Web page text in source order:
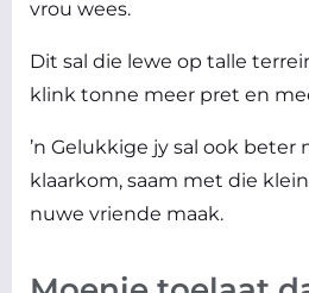
vrou wees.
Dit sal die lewe op talle
klink tonne meer pret en
’n Gelukkige jy sal ook beter
klaarkom, saam met die
nuwe vriende maak.